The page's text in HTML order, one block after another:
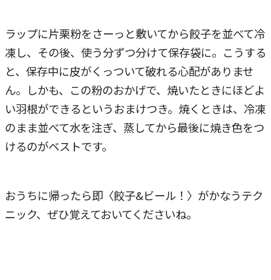
ラップに片栗粉をさーっと敷いてから餃子を並べて冷
凍し、その後、使う分ずつ分けて保存袋に。こうする
と、保存中に皮がくっついて破れる心配がありませ
ん。しかも、この粉のおかげで、焼いたときにほどよ
い羽根ができるというおまけつき。焼くときは、冷凍
のまま並べて水を注ぎ、蒸してから最後に焼き色をつ
けるのがベストです。
おうちに帰ったら即〈餃子&ビール！〉がかなうテク
ニック、ぜひ覚えておいてくださいね。